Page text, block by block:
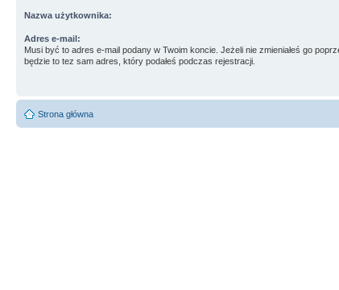
Nazwa użytkownika:
Adres e-mail:
Musi być to adres e-mail podany w Twoim koncie. Jeżeli nie zmieniałeś go
będzie to tez sam adres, który podałeś podczas rejestracji.
Strona główna